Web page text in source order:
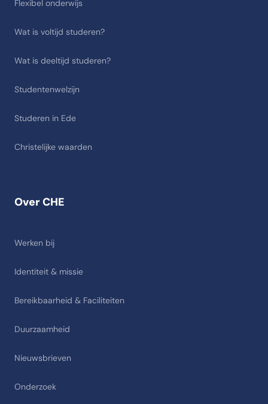
Over CHE
Werken bij
Identiteit & missie
Bereikbaarheid & Faciliteiten
Duurzaamheid
Nieuwsbrieven
Onderzoek
Flexibel onderwijs
Wat is voltijd studeren?
Wat is deeltijd studeren?
Studentenwelzijn
Studeren in Ede
Christelijke waarden